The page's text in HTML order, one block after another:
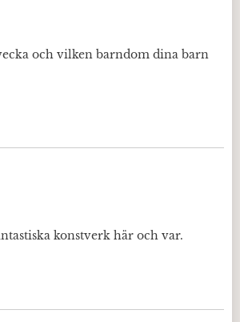
och vilken barndom dina barn
konstverk här och var.